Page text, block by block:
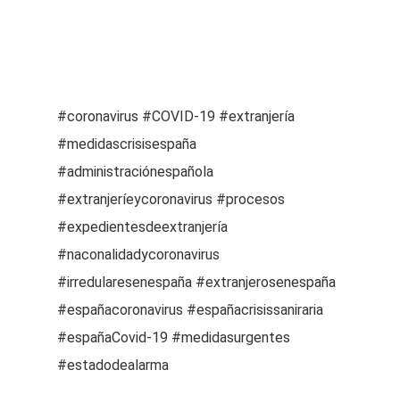
#coronavirus #COVID-19 #extranjería
#medidascrisisespaña
#administraciónespañola
#extranjeríeycoronavirus #procesos
#expedientesdeextranjería
#naconalidadycoronavirus
#irredularesenespaña #extranjerosenespaña
#españacoronavirus #españacrisissaniraria
#españaCovid-19 #medidasurgentes
#estadodealarma